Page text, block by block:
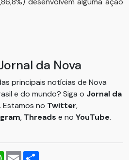
da Nova
principais notícias de Nova
e do mundo? Siga o Jornal da
Estamos no Twitter,
, Threads e no YouTube.
WhatsApp
Email